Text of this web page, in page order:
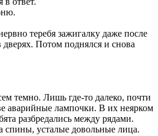
теребя зажигалку даже после
дверях. Потом поднялся и снова
темно. Лишь где-то далеко, почти
аварийные лампочки. В их неярком
разбредались между рядами.
спины, усталые довольные лица.